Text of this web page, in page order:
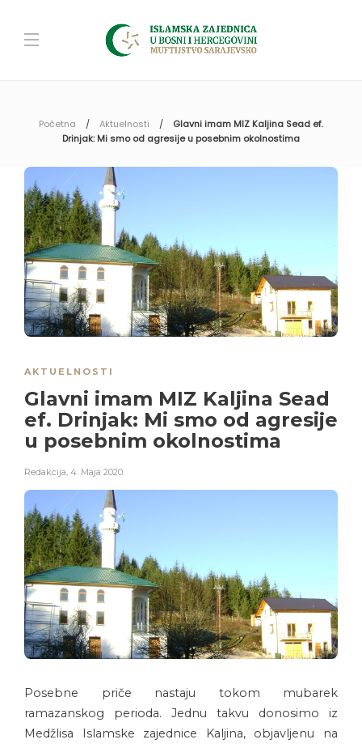
Početna Aktuelnosti
Glavni imam MIZ Kaljina Sead ef.
Drinjak: Mi smo od agresije u posebnim okolnostima
AKTUELNOSTI
Glavni imam MIZ Kaljina Sead
ef. Drinjak: Mi smo od agresije
u posebnim okolnostima
Redakcija 4. Maja 2020.
Posebne priče nastaju tokom mubarek
ramazanskog perioda. Jednu takvu donosimo iz
Medžlisa Islamske zajednice Kaljina, objavljenu na